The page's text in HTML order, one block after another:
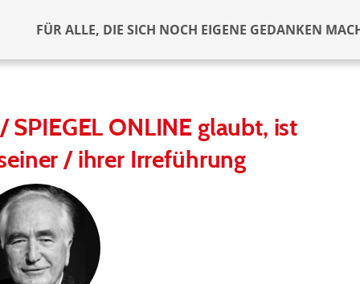
FÜR ALLE, DIE SICH NOCH EIGENE GEDANKEN
SPIEGEL ONLINE glaubt, ist
/ ihrer Irreführung